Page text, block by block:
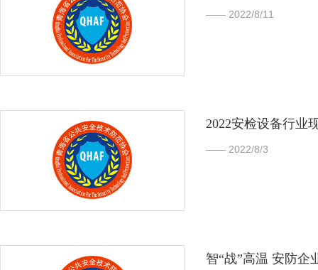
—— 2022/8/11
2022安检设备行业
—— 2022/8/3
智“战”高温 安防企